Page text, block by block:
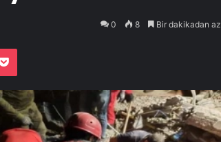
0 8 Bir dakikadan az
Pocket